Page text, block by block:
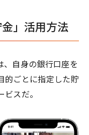
」活用方法
自身の銀行口座を
的ごとに指定した貯
スだ。